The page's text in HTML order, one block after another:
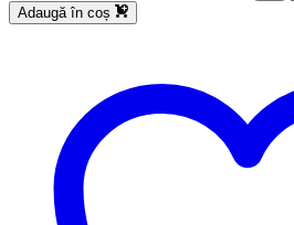
Adaugă în coș